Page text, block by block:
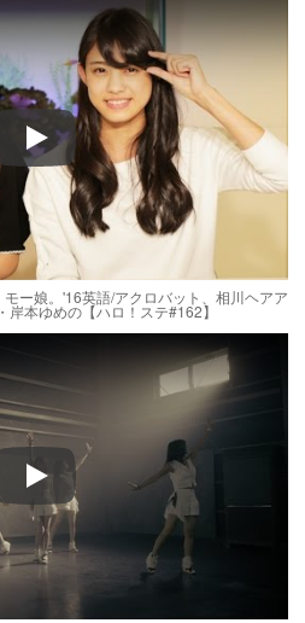
Play
ー娘。'16英語/アクロバット、相川ヘアア
岸本ゆめの【ハロ！ステ#162】
Play